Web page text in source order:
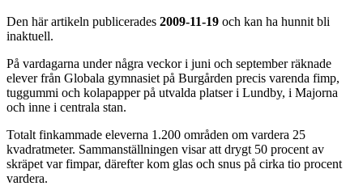
Den här artikeln publicerades 2009-11-19 och kan ha hunnit bli
inaktuell.
På vardagarna under några veckor i juni och september räknade
elever från Globala gymnasiet på Burgården precis varenda fimp,
tuggummi och kolapapper på utvalda platser i Lundby, i Majorna
och inne i centrala stan.
Totalt finkammade eleverna 1.200 områden om vardera 25
kvadratmeter. Sammanställningen visar att drygt 50 procent av
skräpet var fimpar, därefter kom glas och snus på cirka tio procent
vardera.